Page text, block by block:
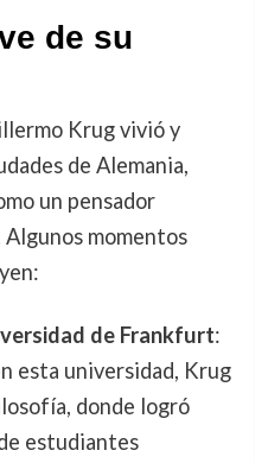
de su
Krug vivió y
de Alemania,
un pensador
momentos
de Frankfurt:
esta universidad, Krug
donde logró
estudiantes